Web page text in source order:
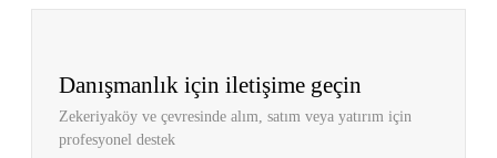
Danışmanlık için iletişime geçin
Zekeriyaköy ve çevresinde alım, satım veya yatırım için
profesyonel destek